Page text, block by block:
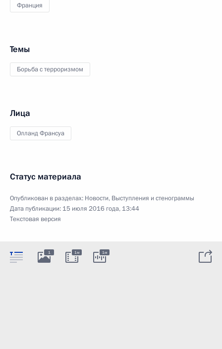
Франция
Темы
Борьба с терроризмом
Лица
Олланд Франсуа
Статус материала
Опубликован в разделах: Новости, Выступления и стенограммы
Дата публикации: 15 июля 2016 года, 13:44
Текстовая версия
1 1м 1м